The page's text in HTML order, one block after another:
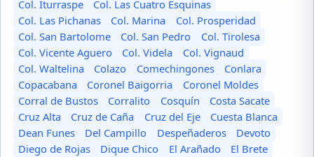
Col. Iturraspe
Col. Las Cuatro Esquinas
Col. Las Pichanas
Col. Marina
Col. Prosperidad
Col. San Bartolome
Col. San Pedro
Col. Tirolesa
Col. Vicente Aguero
Col. Videla
Col. Vignaud
Col. Waltelina
Colazo Comechingones
Conlara
Copacabana
Coronel Baigorria
Coronel Moldes
Corral de Bustos
Corralito Cosquín
Costa Sacate
Cruz Alta
Cruz de Caña Cruz del Eje
Cuesta Blanca
Dean Funes
Del Campillo Despeñaderos
Devoto
Diego de Rojas
Dique Chico El Arañado
El Brete